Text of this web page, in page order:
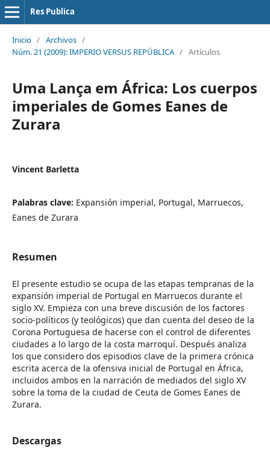
Res Publica
Inicio / Archivos /
Núm. 21 (2009): IMPERIO VERSUS REPÚBLICA / Artículos
Uma Lança em África: Los cuerpos
imperiales de Gomes Eanes de
Zurara
Vincent Barletta
Palabras clave: Expansión imperial, Portugal, Marruecos,
Eanes de Zurara
Resumen
El presente estudio se ocupa de las etapas tempranas de la
expansión imperial de Portugal en Marruecos durante el
siglo XV. Empieza con una breve discusión de los factores
socio-políticos (y teológicos) que dan cuenta del deseo de la
Corona Portuguesa de hacerse con el control de diferentes
ciudades a lo largo de la costa marroquí. Después analiza
los que considero dos episodios clave de la primera crónica
escrita acerca de la ofensiva inicial de Portugal en África,
incluidos ambos en la narración de mediados del siglo XV
sobre la toma de la ciudad de Ceuta de Gomes Eanes de
Zurara.
Descargas